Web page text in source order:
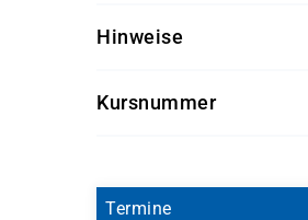
Hinweise
Kursnummer
Termine